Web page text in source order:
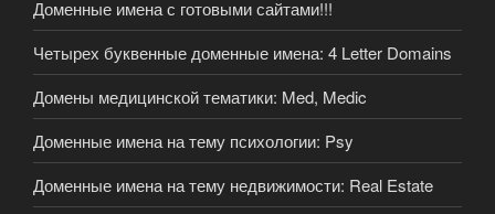
Доменные имена с готовыми сайтами!!!
Четырех буквенные доменные имена: 4 Letter Domains
Домены медицинской тематики: Med, Medic
Доменные имена на тему психологии: Psy
Доменные имена на тему недвижимости: Real Estate